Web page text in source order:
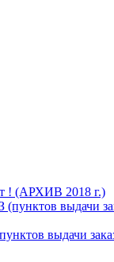
! (АРХИВ 2018 г.)
(пунктов выдачи